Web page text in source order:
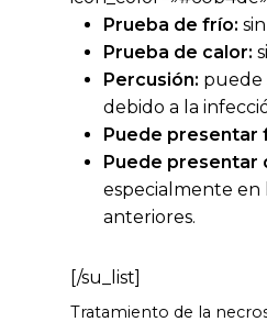
Prueba de frío:
Prueba de calor:
Percusión: puede
debido a la
Puede presentar
Puede presentar
especialmente en
anteriores.
[/su_list]
Tratamiento de la